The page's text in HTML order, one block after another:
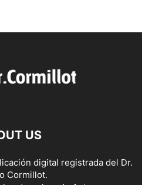
US
digital registrada del Dr.
Cormillot.